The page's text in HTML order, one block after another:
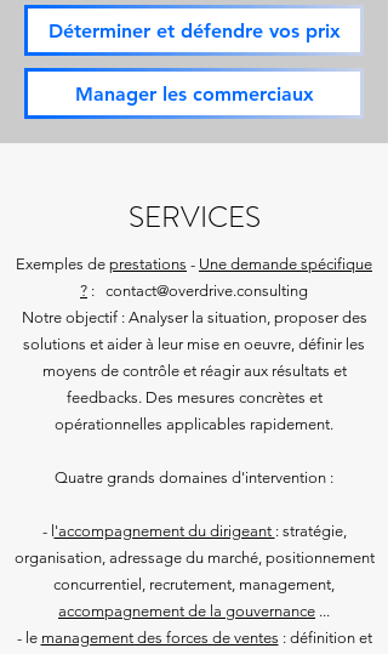
Déterminer et défendre vos prix
Manager les commerciaux
SERVICES
Exemples de prestations - Une demande spécifique
? : contact@overdrive.consulting
Notre objectif : Analyser la situation, proposer des
solutions et aider à leur mise en oeuvre, définir les
moyens de contrôle et réagir aux résultats et
feedbacks. Des mesures concrètes et
opérationnelles applicables rapidement.
Quatre grands domaines d'intervention :
- l 'accompagnement du dirigeant : stratégie,
organisation, adressage du marché, positionnement
concurrentiel, recrutement, management,
accompagnement de la gouvernance ...
- le management des forces de ventes : définition et